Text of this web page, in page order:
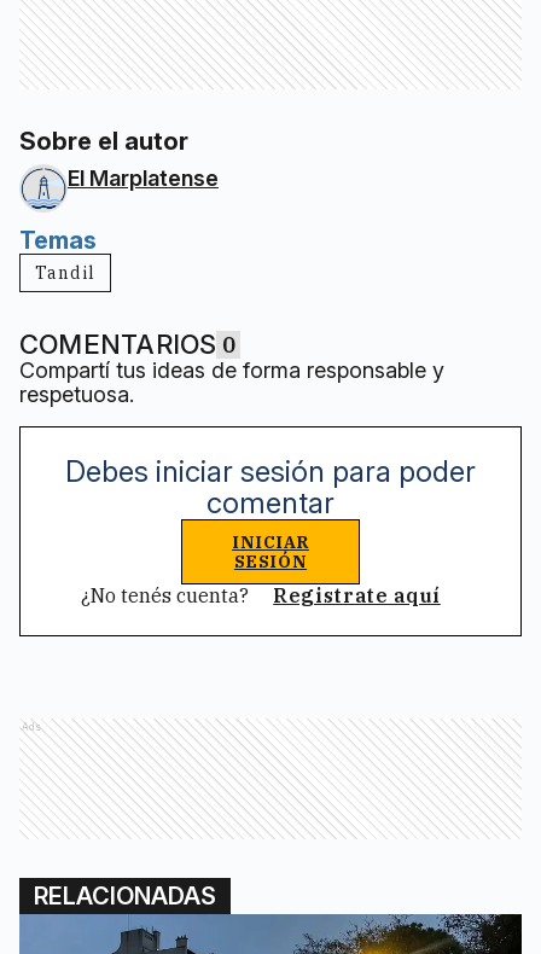
Sobre el autor
El Marplatense
Temas
Tandil
COMENTARIOS 0
Compartí tus ideas de forma responsable y
respetuosa.
Debes iniciar sesión para poder
comentar
INICIAR
SESIÓN
¿No tenés cuenta? Registrate aquí
Ads
RELACIONADAS